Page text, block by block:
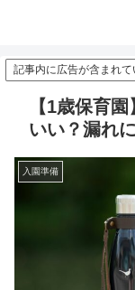
記事内に広告が含まれて
【1歳保育
いい？漏れ
入園準備